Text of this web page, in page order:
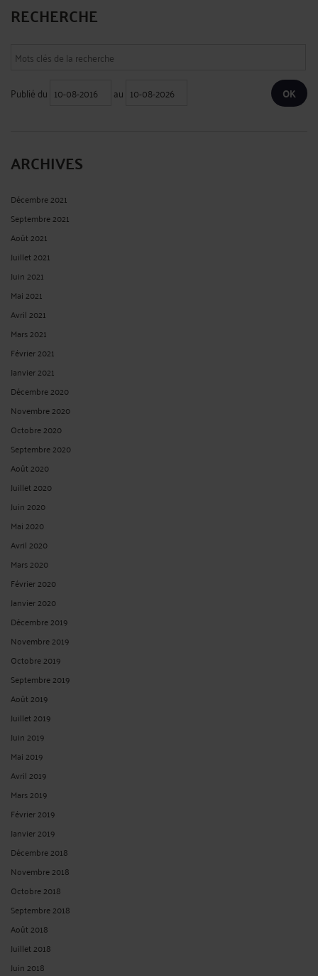
RECHERCHE
Publié du au
ARCHIVES
Décembre 2021
Septembre 2021
Août 2021
Juillet 2021
Juin 2021
Mai 2021
Avril 2021
Mars 2021
Février 2021
Janvier 2021
Décembre 2020
Novembre 2020
Octobre 2020
Septembre 2020
Août 2020
Juillet 2020
Juin 2020
Mai 2020
Avril 2020
Mars 2020
Février 2020
Janvier 2020
Décembre 2019
Novembre 2019
Octobre 2019
Septembre 2019
Août 2019
Juillet 2019
Juin 2019
Mai 2019
Avril 2019
Mars 2019
Février 2019
Janvier 2019
Décembre 2018
Novembre 2018
Octobre 2018
Septembre 2018
Août 2018
Juillet 2018
Juin 2018